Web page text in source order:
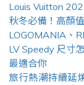
Louis Vuitton
秋冬必備！高顏
LOGOMANIA、
LV Speedy 尺寸
最適合你
旅行熱潮持續延